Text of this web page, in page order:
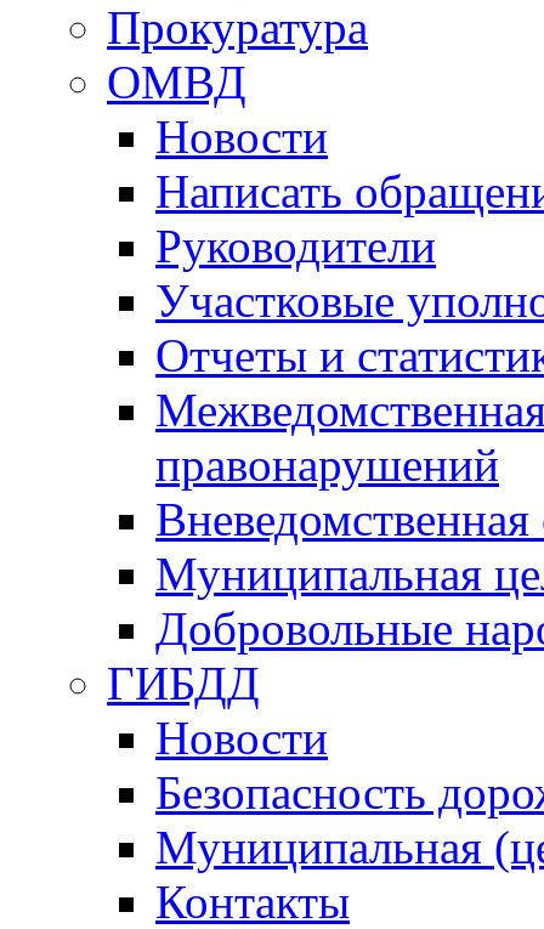
Прокуратура
ОМВД
Новости
Написать
Руководители
Участковые
Отчеты и
правонарушений
Вневедомственная
Муниципальная
Добровольные
ГИБДД
Новости
Безопасность
Муниципальная
Контакты